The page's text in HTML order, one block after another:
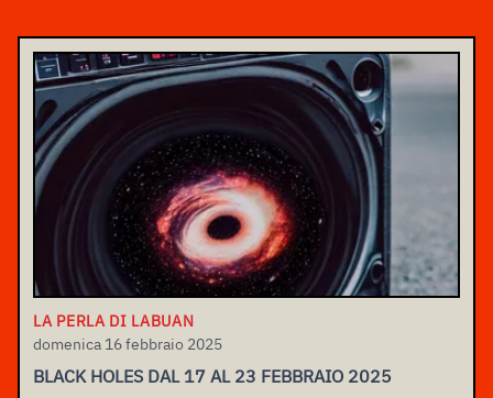
LA PERLA DI LABUAN
domenica 16 febbraio 2025
BLACK HOLES DAL 17 AL 23 FEBBRAIO 2025